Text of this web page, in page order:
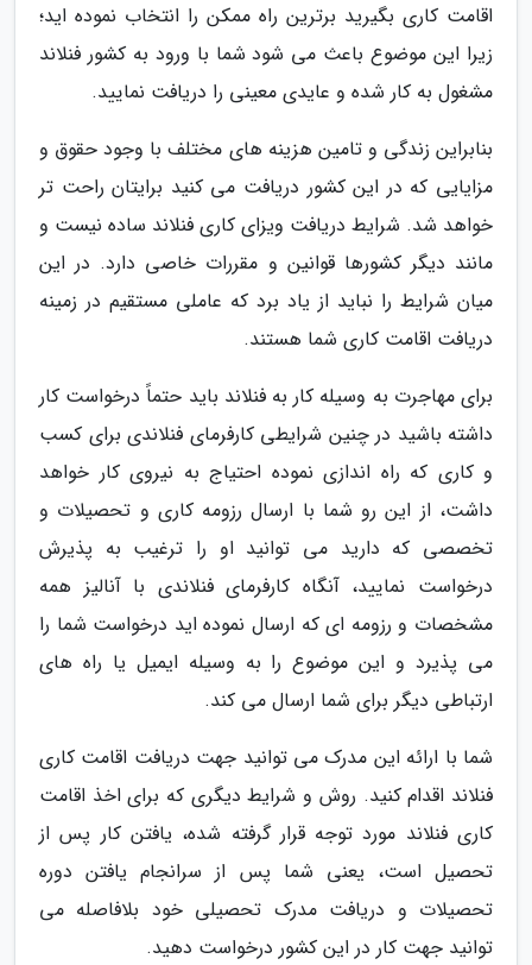
اقامت کاری بگیرید برترین راه ممکن را انتخاب نموده اید؛
زیرا این موضوع باعث می شود شما با ورود به کشور فنلاند
مشغول به کار شده و عایدی معینی را دریافت نمایید.
بنابراین زندگی و تامین هزینه های مختلف با وجود حقوق و
مزایایی که در این کشور دریافت می کنید برایتان راحت تر
خواهد شد. شرایط دریافت ویزای کاری فنلاند ساده نیست و
مانند دیگر کشورها قوانین و مقررات خاصی دارد. در این
میان شرایط را نباید از یاد برد که عاملی مستقیم در زمینه
دریافت اقامت کاری شما هستند.
برای مهاجرت به وسیله کار به فنلاند باید حتماً درخواست کار
داشته باشید در چنین شرایطی کارفرمای فنلاندی برای کسب
و کاری که راه اندازی نموده احتیاج به نیروی کار خواهد
داشت، از این رو شما با ارسال رزومه کاری و تحصیلات و
تخصصی که دارید می توانید او را ترغیب به پذیرش
درخواست نمایید، آنگاه کارفرمای فنلاندی با آنالیز همه
مشخصات و رزومه ای که ارسال نموده اید درخواست شما را
می پذیرد و این موضوع را به وسیله ایمیل یا راه های
ارتباطی دیگر برای شما ارسال می کند.
شما با ارائه این مدرک می توانید جهت دریافت اقامت کاری
فنلاند اقدام کنید. روش و شرایط دیگری که برای اخذ اقامت
کاری فنلاند مورد توجه قرار گرفته شده، یافتن کار پس از
تحصیل است، یعنی شما پس از سرانجام یافتن دوره
تحصیلات و دریافت مدرک تحصیلی خود بلافاصله می
توانید جهت کار در این کشور درخواست دهید.